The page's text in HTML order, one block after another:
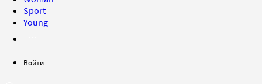
Sport
Young
Войти